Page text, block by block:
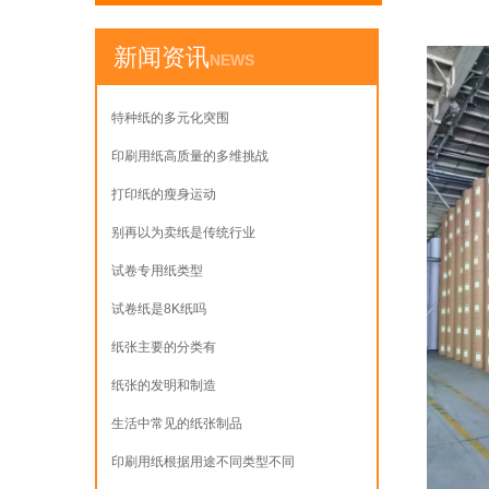
新闻资讯NEWS
特种纸的多元化突围
印刷用纸高质量的多维挑战
打印纸的瘦身运动
别再以为卖纸是传统行业
试卷专用纸类型
试卷纸是8K纸吗
纸张主要的分类有
纸张的发明和制造
生活中常见的纸张制品
印刷用纸根据用途不同类型不同